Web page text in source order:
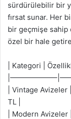
sürdürülebilir bir
fırsat sunar. Her
bir geçmişe
özel bir hale
| Kategori |
| Vintage Avizeler
TL |
| Modern